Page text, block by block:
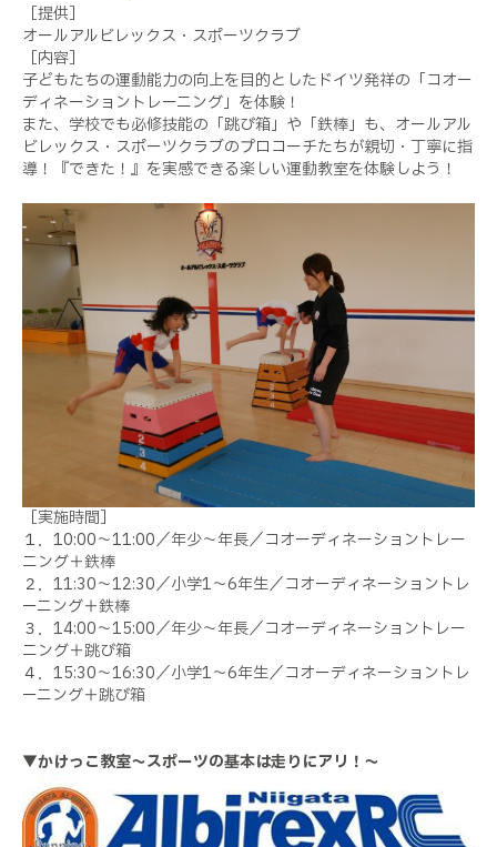
［提供］
オールアルビレックス・スポーツクラブ
［内容］
子どもたちの運動能力の向上を目的としたドイツ発祥の「コオー
ディネーショントレーニング」を体験！
また、学校でも必修技能の「跳び箱」や「鉄棒」も、オールアル
ビレックス・スポーツクラブのプロコーチたちが親切・丁寧に指
導！『できた！』を実感できる楽しい運動教室を体験しよう！
［実施時間］
１．10:00～11:00／年少～年長／コオーディネーショントレー
ニング＋鉄棒
２．11:30～12:30／小学1～6年生／コオーディネーショントレ
ーニング＋鉄棒
３．14:00～15:00／年少～年長／コオーディネーショントレー
ニング＋跳び箱
４．15:30～16:30／小学1～6年生／コオーディネーショントレ
ーニング＋跳び箱
▼かけっこ教室～スポーツの基本は走りにアリ！～